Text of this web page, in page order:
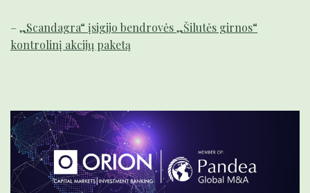
– „Scandagra“ įsigijo bendrovės „Šilutės girnos“
kontrolinį akcijų paketą